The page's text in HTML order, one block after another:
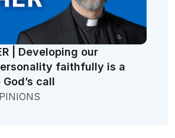
| Developing our
faithfully is a
call